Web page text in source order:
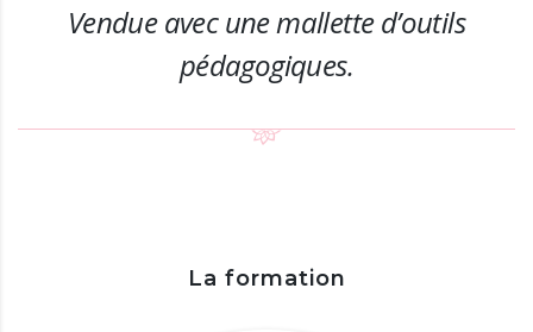
Vendue avec une mallette d’outils
pédagogiques.
La formation